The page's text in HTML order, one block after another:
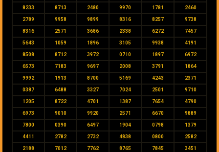
8233 8713 2480 9970 1781 2460
2789 9958 9899 8316 8257 9738
8316 2571 3686 2338 6272 7457
5643 1059 1896 3105 9938 4191
8508 8712 3972 0710 1897 6972
6573 7183 9697 2008 3791 1864
9992 1913 8700 5169 4243 2371
0387 6488 3327 7024 2501 9710
1205 8722 4701 1387 7654 4790
6973 9010 9920 2571 6670 9889
7800 0390 6497 1904 0798 1379
4411 2782 2732 4838 0800 2582
2188 7012 7762 8765 7845 3451